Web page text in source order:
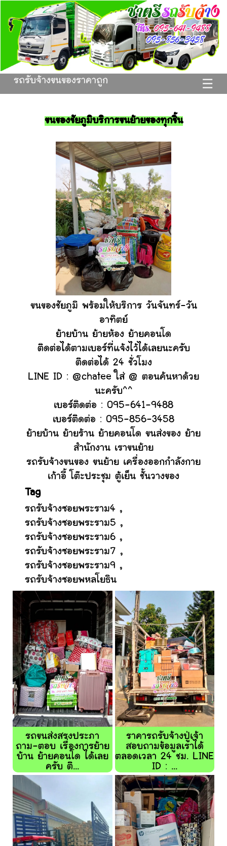
รถรับจ้างขนของราคาถูก
☰
ขนของชัยภูมิบริการขนย้ายของทุกชิ้น
ขนของชัยภูมิ พร้อมให้บริการ วันจันทร์-วัน
อาทิตย์
ย้ายบ้าน ย้ายห้อง ย้ายคอนโด
ติดต่อได้ตามเบอร์ที่แจ้งไว้ได้เลยนะครับ
ติดต่อได้ 24 ชั่วโมง
LINE ID : @chatee ใส่ @ ตอนค้นหาด้วย
นะครับ^^
เบอร์ติดต่อ : 095-641-9488
เบอร์ติดต่อ : 095-856-3458
ย้ายบ้าน ย้ายร้าน ย้ายคอนโด ขนส่งของ ย้าย
สำนักงาน เราขนยา้ย
รถรับจ้างขนของ ขนย้าย เครื่องออกกำลังกาย
เก้าอี้ โต๊ะประชุม ตู้เย็น ชั้นวางของ
Tag
รถรับจ้างซอยพระราม4 ,
รถรับจ้างซอยพระราม5 ,
รถรับจ้างซอยพระราม6 ,
รถรับจ้างซอยพระราม7 ,
รถรับจ้างซอยพระราม9 ,
รถรับจ้างซอยพหลโยธิน
รถขนส่งสรงประภา
ถาม-ตอบ เรื่องการย้าย
บ้าน ย้ายคอนโด ได้เลย
ครับ ติ...
ราคารถรับจ้างปู่เจ้า
สอบถามข้อมูลเราได้
ตลอดเวลา 24 ชม. LINE
ID : ...